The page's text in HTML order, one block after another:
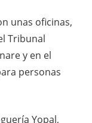
unas oficinas,
Tribunal
y en el
personas
Yopal,